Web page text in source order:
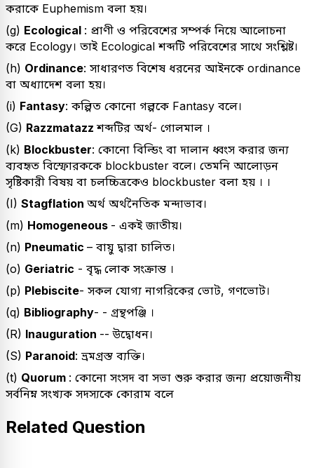
করাকে Euphemism বলা হয়।
(g) Ecological : প্রাণী ও পরিবেশের সম্পর্ক নিয়ে আলোচনা
করে Ecology। তাই Ecological শব্দটি পরিবেশের সাথে সংশ্লিষ্ট।
(h) Ordinance: সাধারণত বিশেষ ধরনের আইনকে ordinance
বা অধ্যাদেশ বলা হয়।
(i) Fantasy: কল্পিত কোনো গল্পকে Fantasy বলে।
(G) Razzmatazzশব্দটির অর্থ- গোলমাল ।
(k) Blockbuster: কোনো বিল্ডিং বা দালান ধ্বংস করার জন্য
ব্যবহৃত বিস্ফোরককে blockbuster বলে। তেমনি আলোড়ন
সৃষ্টিকারী বিষয় বা চলচ্চিত্রকেও blockbuster বলা হয় । ।
(I) Stagflation অর্থ অর্থনৈতিক মন্দাভাব।
(m) Homogeneous - একই জাতীয়।
(n) Pneumatic – বায়ু দ্বারা চালিত।
(o) Geriatric - বৃদ্ধ লোক সংক্রান্ত ।
(p) Plebiscite- সকল যোগ্য নাগরিকের ভোট, গণভোট।
(q) Bibliography- - গ্রন্থপঞ্জি ।
(R) Inauguration -- উদ্বোধন।
(S) Paranoid: ভ্রমগ্রস্ত ব্যক্তি।
(t) Quorum : কোনো সংসদ বা সভা শুরু করার জন্য প্রয়োজনীয়
সর্বনিম্ন সংখ্যক সদস্যকে কোরাম বলে
Related Question